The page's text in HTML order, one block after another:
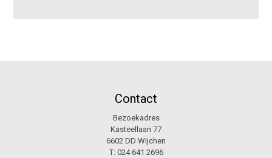
Contact
Bezoekadres
Kasteellaan 77
6602 DD Wijchen
T: 024 641 2696